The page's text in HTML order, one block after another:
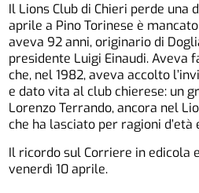
Il Lions Club di Chieri perde una
aprile a Pino Torinese è
aveva 92 anni, originario di
presidente Luigi Einaudi. Aveva
che, nel 1982, aveva accolto
e dato vita al club chierese: un
Lorenzo Terrando, ancora nel
che ha lasciato per ragioni d’età
Il ricordo sul Corriere in edicola
venerdì 10 aprile.